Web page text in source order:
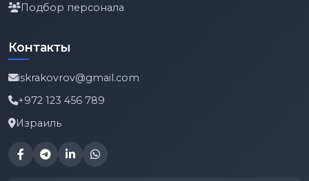
Подбор персонала
Контакты
iskrakovrov@gmail.com
+972 123 456 789
Израиль